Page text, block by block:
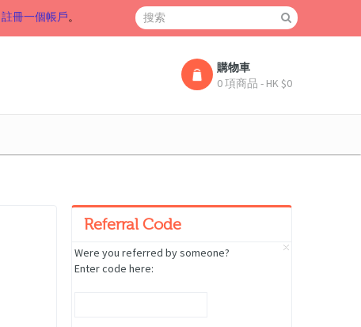
註冊一個帳戶。
購物車
0 項商品 - HK $0
Referral Code
Were you referred by someone?
Enter code here: